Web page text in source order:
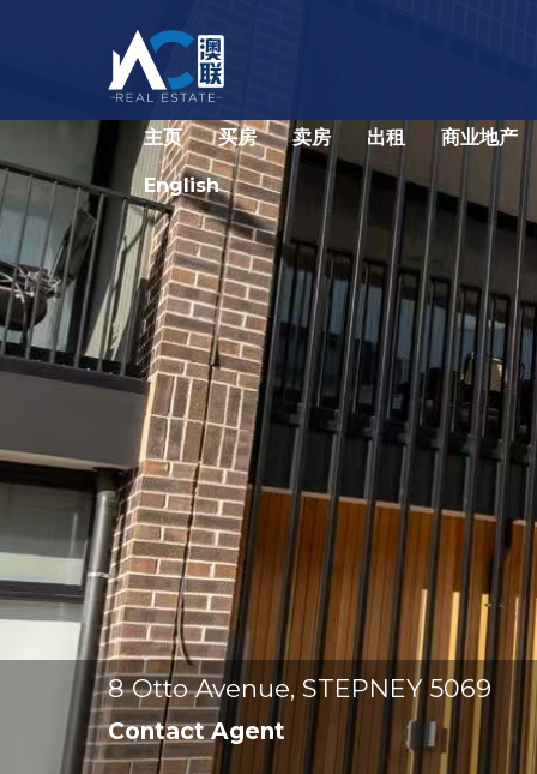
主页 买房 卖房 出租 商业地产
English
8 Otto Avenue, STEPNEY 5069
Contact Agent